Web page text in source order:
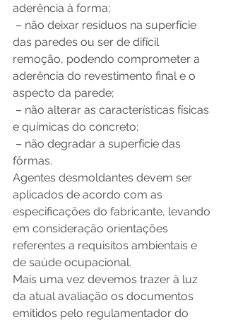
aderência à forma;
– não deixar resíduos na superfície
das paredes ou ser de difícil
remoção, podendo comprometer a
aderência do revestimento final e o
aspecto da parede;
– não alterar as características físicas
e químicas do concreto;
– não degradar a superfície das
fôrmas.
Agentes desmoldantes devem ser
aplicados de acordo com as
especificações do fabricante, levando
em consideração orientações
referentes a requisitos ambientais e
de saúde ocupacional.
Mais uma vez devemos trazer à luz
da atual avaliação os documentos
emitidos pelo regulamentador do